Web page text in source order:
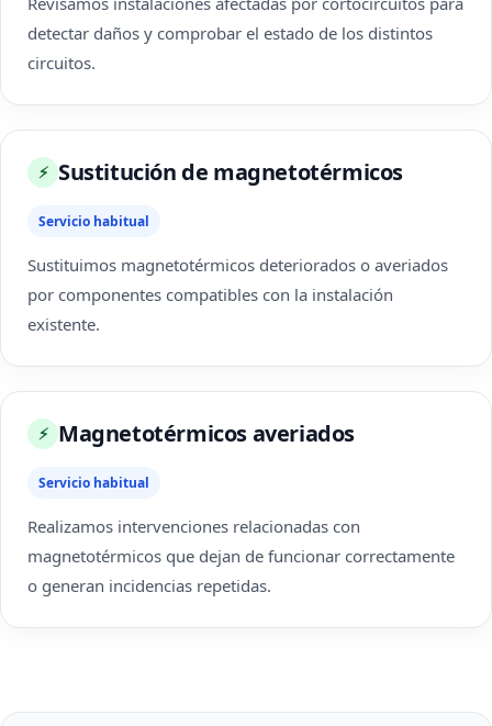
detectar daños y comprobar el estado de los distintos
circuitos.
⚡ Sustitución de magnetotérmicos
Servicio habitual
Sustituimos magnetotérmicos deteriorados o averiados
por componentes compatibles con la instalación
existente.
⚡ Magnetotérmicos averiados
Servicio habitual
Realizamos intervenciones relacionadas con
magnetotérmicos que dejan de funcionar correctamente
o generan incidencias repetidas.